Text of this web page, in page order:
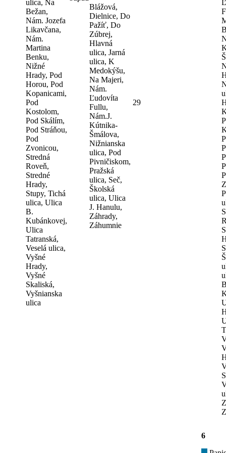
ulica, Na
Bežan,
Nám. Jozefa
Likavčana,
Nám.
Martina
Benku,
Nižné
Hrady, Pod
Horou, Pod
Kopanicami,
Pod
Kostolom,
Pod Skálím,
Pod Stráňou,
Pod
Zvonicou,
Stredná
Roveň,
Stredné
Hrady,
Stupy, Tichá
ulica, Ulica
B.
Kubánkovej,
Ulica
Tatranská,
Veselá ulica,
Vyšné
Hrady,
Vyšné
Skaliská,
Vyšnianska
ulica
Blážová,
Dielnice, Do
Pažíť, Do
Zúbrej,
Hlavná
ulica, Jarná
ulica, K
Medokýšu,
Na Majeri,
Nám.
Ľudovíta
Fullu,
Nám.J.
Kútnika-
Šmálova,
Nižnianska
ulica, Pod
Pivničiskom,
Pražská
ulica, Seč,
Školská
ulica, Ulica
J. Hanulu,
Záhrady,
Záhumnie
29
6